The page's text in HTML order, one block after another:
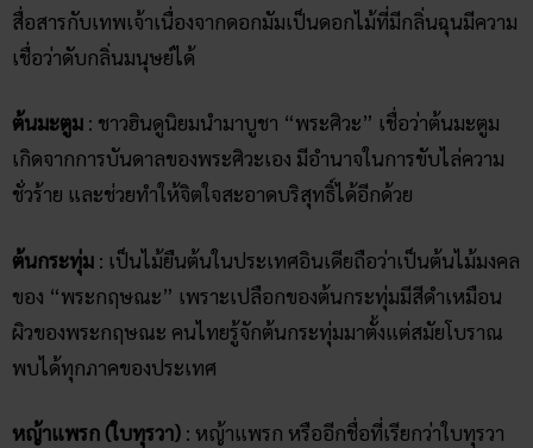
สื่อสารกับเทพเจ้าเนื่องจากดอกมัมเป็นดอกไม้ที่มีกลิ่นฉุนมีความ
เชื่อว่าดับกลิ่นมนุษย์ได้
ต้นมะตูม : ชาวฮินดูนิยมนำมาบูชา “พระศิวะ” เชื่อว่าต้นมะตูม
เกิดจากการบันดาลของพระศิวะเอง มีอำนาจในการขับไล่ความ
ชั่วร้าย และช่วยทำให้จิตใจสะอาดบริสุทธิ์ได้อีกด้วย
ต้นกระทุ่ม : เป็นไม้ยืนต้นในประเทศอินเดียถือว่าเป็นต้นไม้มงคล
ของ “พระกฤษณะ” เพราะเปลือกของต้นกระทุ่มมีสีดำเหมือน
ผิวของพระกฤษณะ คนไทยรู้จักต้นกระทุ่มมาตั้งแต่สมัยโบราณ
พบได้ทุกภาคของประเทศ
หญ้าแพรก (ใบทุรวา) : หญ้าแพรก หรืออีกชื่อที่เรียกว่าใบทุรวา